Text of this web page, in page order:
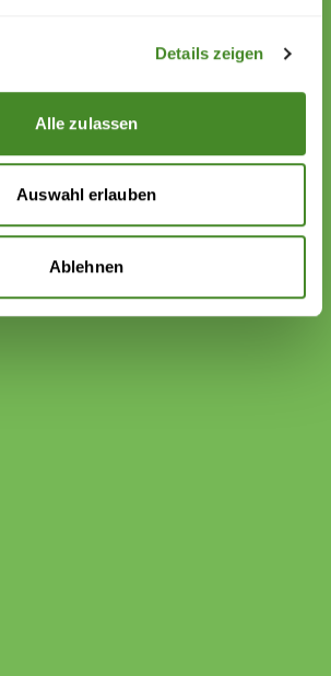
Details zeigen
Alle zulassen
Auswahl erlauben
Ablehnen
value